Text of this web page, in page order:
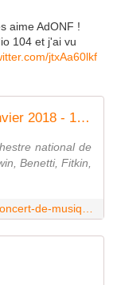
aime AdONF !
104 et j'ai vu
jtxAa60lkf
Gershwin / AdONF - Vendredi 12 janvier 2018 - 12h30 Maison de la radio - Studio 104
national de
Benetti, Fitkin,